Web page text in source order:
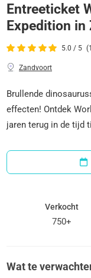
Entreeticket
Expedition in
5.0 / 5
Zandvoort
Brullende
effecten! Ontdek
jaren terug in de tijd
Verkocht
750+
Wat te